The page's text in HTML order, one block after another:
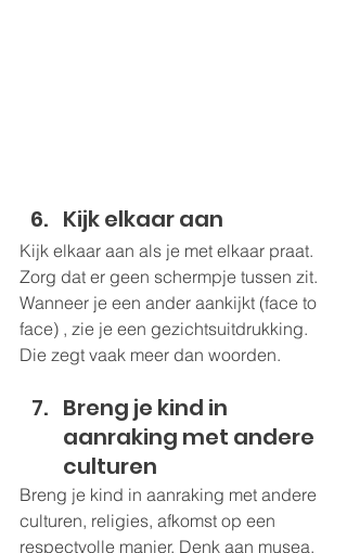
Kijk elkaar aan
Kijk elkaar aan als je met elkaar praat.
Zorg dat er geen schermpje tussen zit.
Wanneer je een ander aankijkt (face to
face) , zie je een gezichtsuitdrukking.
Die zegt vaak meer dan woorden.
Breng je kind in
aanraking met andere
culturen
Breng je kind in aanraking met andere
culturen, religies, afkomst op een
respectvolle manier. Denk aan musea,